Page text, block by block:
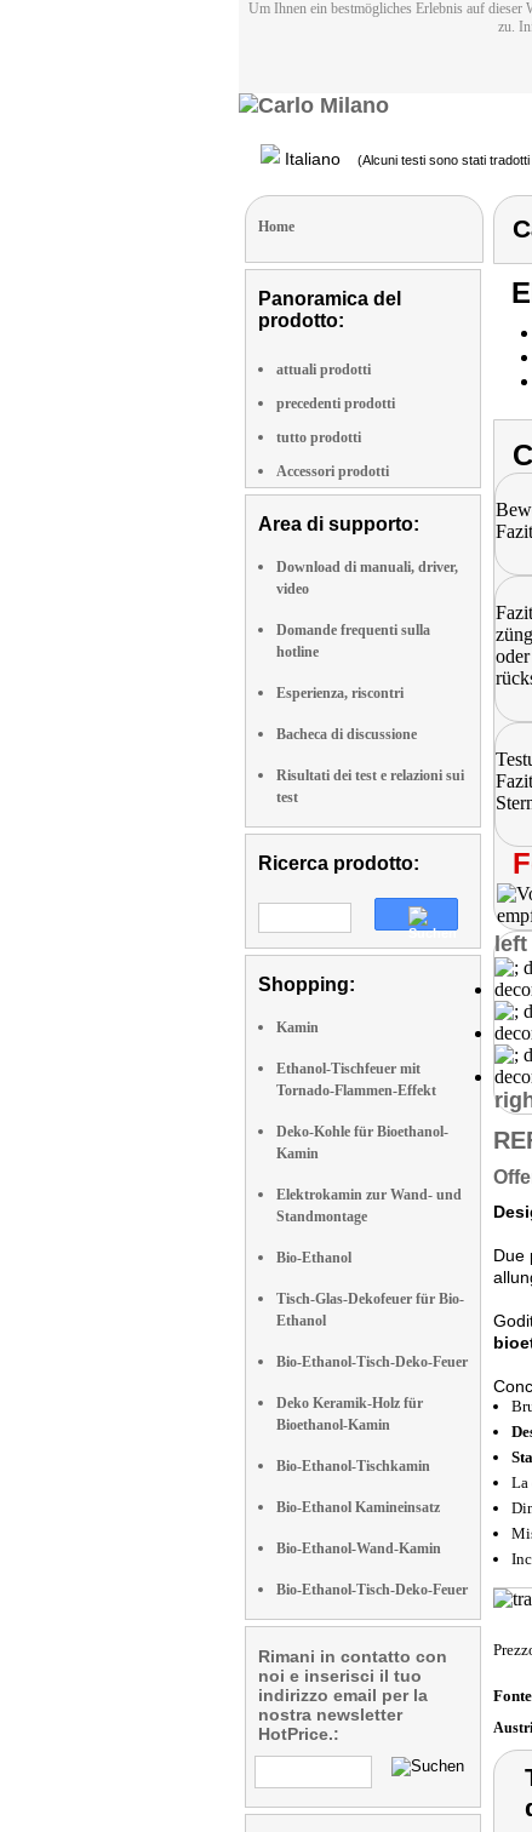
Um Ihnen ein bestmögliches Erlebnis auf
zu.
Italiano (Alcuni testi sono stati
Home
Panoramica del
prodotto:
attuali prodotti
precedenti prodotti
tutto prodotti
Accessori prodotti
Area di supporto:
Download di manuali, driver,
video
Domande frequenti sulla
hotline
Esperienza, riscontri
Bacheca di discussione
Risultati dei test e relazioni sui
test
Ricerca prodotto:
Shopping:
Kamin
Ethanol-Tischfeuer mit
Tornado-Flammen-Effekt
Deko-Kohle für Bioethanol-
Kamin
Elektrokamin zur Wand- und
Standmontage
Bio-Ethanol
Tisch-Glas-Dekofeuer für Bio-
Ethanol
Bio-Ethanol-Tisch-Deko-Feuer
Deko Keramik-Holz für
Bioethanol-Kamin
Bio-Ethanol-Tischkamin
Bio-Ethanol Kamineinsatz
Bio-Ethanol-Wand-Kamin
Bio-Ethanol-Tisch-Deko-Feuer
Rimani in contatto con
noi e inserisci il tuo
indirizzo email per la
nostra newsletter
HotPrice.:
left
Due
La